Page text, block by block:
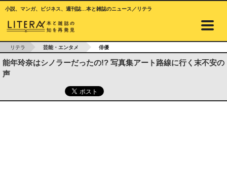
小説、マンガ、ビジネス、週刊誌…本と雑誌のニュース／リテラ
リテラ 芸能・エンタメ 俳優
能年玲奈はシノラーだったの!? 写真集アート路線に行く末不安の
声